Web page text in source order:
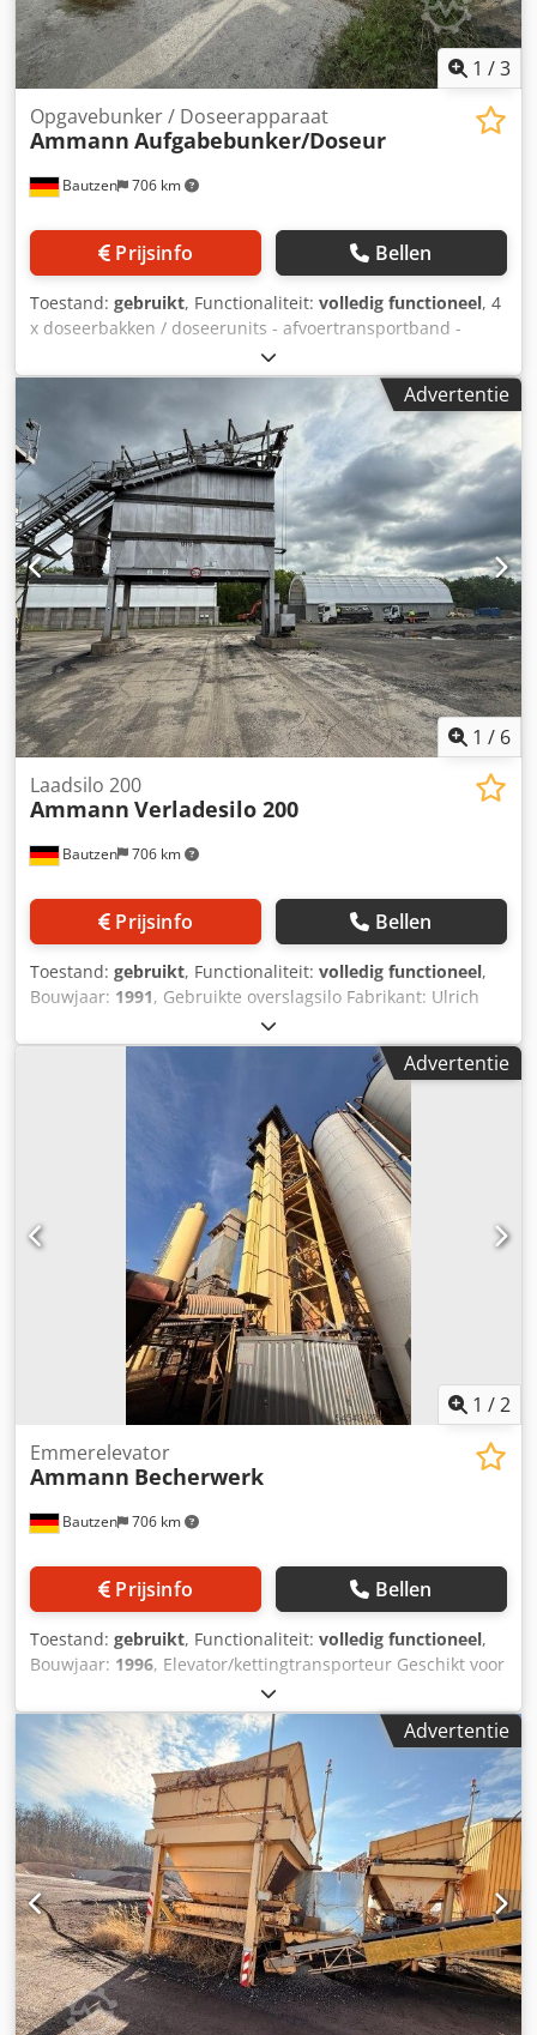
1 /3
Bautzen 706 km
Opgavebunker / Doseerapparaat
Ammann Aufgabebunker/Doseur
Prijsinfo Bellen
Toestand: gebruikt, Functionaliteit: volledig functioneel, 4
x doseerbakken / doseerunits - afvoertransportband -
transportband / overdrachtsbund - elektrische installatie,
indien aanwezig Crjdozq S Huspfx Abuof
Advertentie
1 / 6
Bautzen 706 km
Laadsilo 200
Ammann Verladesilo 200
Prijsinfo Bellen
Toestand: gebruikt, Functionaliteit: volledig functioneel,
Bouwjaar: 1991, Gebruikte overslagsilo Fabrikant: Ulrich
Csdszq S Ewepfx Abuerf Totale inhoud: 200 ton -
Kuipbandtransporteur - Hijslier - Elektrische installatie
Advertentie
1 /2
Bautzen 706 km
Emmerelevator
Ammann Becherwerk
Prijsinfo Bellen
Toestand: gebruikt, Functionaliteit: volledig functioneel,
Bouwjaar: 1996, Elevator/kettingtransporteur Geschikt voor
het transporteren van bulkgoederen Hoogte: 26 m Cjdezq
S Daopfx Abuerf
Advertentie